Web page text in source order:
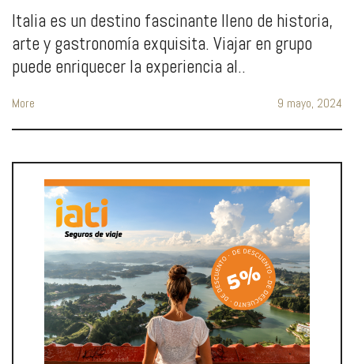
Italia es un destino fascinante lleno de historia,
arte y gastronomía exquisita. Viajar en grupo
puede enriquecer la experiencia al..
More 9 mayo, 2024